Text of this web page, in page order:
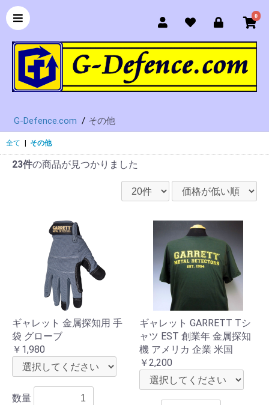
0
G-Defence.com その他
全て その他
23件の商品が見つかりました
ギャレット 金属探知用 手
袋 グローブ
￥1,980
数量
ギャレット GARRETT Tシ
ャツ EST 創業年 金属探知
機 アメリカ 企業 米国
￥2,200